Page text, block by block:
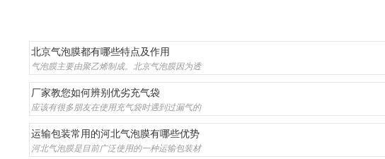
北京气泡膜都有哪些特点及作用
气泡膜主要由聚乙烯制成。北京气泡膜因为透
厂家教您如何辨别优劣充气袋
应该有很多朋友在使用充气袋时遇到过漏气的
运输包装常用的河北气泡膜有哪些优势
河北气泡膜是目前广泛使用的一种运输包装材